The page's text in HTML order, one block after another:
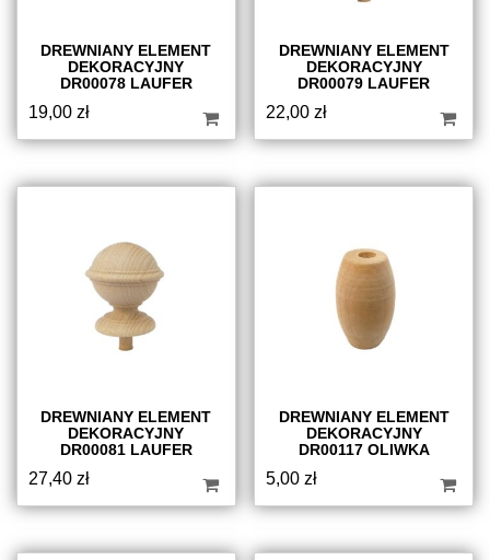
DREWNIANY ELEMENT
DEKORACYJNY
DR00078 LAUFER
19,00 zł
DREWNIANY ELEMENT
DEKORACYJNY
DR00079 LAUFER
22,00zł
DREWNIANY ELEMENT
DEKORACYJNY
DR00081 LAUFER
27,40 zł
DREWNIANY ELEMENT
DEKORACYJNY
DR00117 OLIWKA
5,00zł